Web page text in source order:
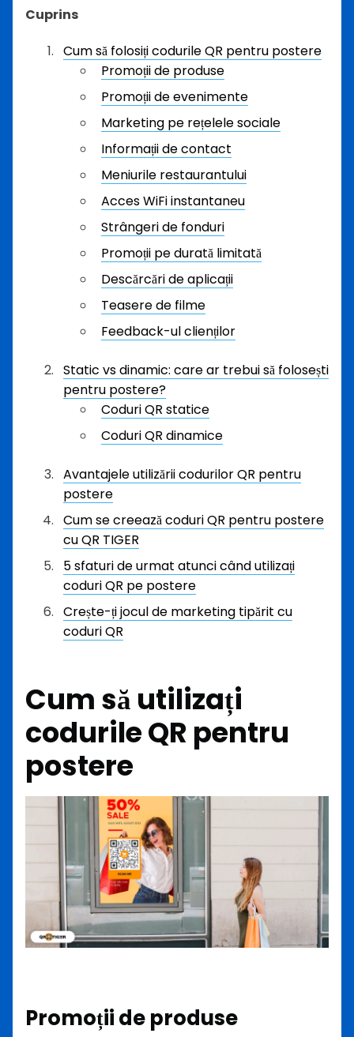
Cuprins
Cum să folosiți codurile QR pentru postere
Promoții de produse
Promoții de evenimente
Marketing pe rețelele sociale
Informații de contact
Meniurile restaurantului
Acces WiFi instantaneu
Strângeri de fonduri
Promoții pe durată limitată
Descărcări de aplicații
Teasere de filme
Feedback-ul clienților
Static vs dinamic: care ar trebui să folosești
pentru postere?
Coduri QR statice
Coduri QR dinamice
Avantajele utilizării codurilor QR pentru
postere
Cum se creează coduri QR pentru postere
cu QR TIGER
5 sfaturi de urmat atunci când utilizați
coduri QR pe postere
Crește-ți jocul de marketing tipărit cu
coduri QR
Cum să utilizați
codurile QR pentru
postere
Promoții de produse